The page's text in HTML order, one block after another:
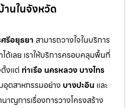
านในจังหวัด
รีอยุธยา สามารถวางใจในบริการ
ได้เลย เราให้บริการครอบคลุมพื้นที่
งแต่ ท่าเรือ นครหลวง บางไทร
ตสาหกรรมอย่าง บางปะอิน และ
ญการเรื่องการวางโครงสร้าง